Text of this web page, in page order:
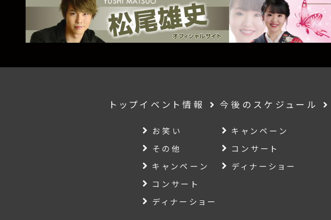
トップイベント情報
お笑い
その他
キャンペーン
コンサート
ディナーショー
今後のスケジュール
キャンペーン
コンサート
ディナーショー